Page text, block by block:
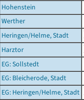
Hohenstein
Werther
Heringen/Helme, Stadt
Harztor
EG: Sollstedt
EG: Bleicherode, Stadt
EG: Heringen/Helme, Stadt